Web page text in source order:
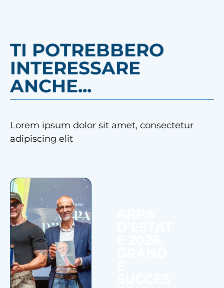
TI POTREBBERO
INTERESSARE
ANCHE...
Lorem ipsum dolor sit amet, consectetur
adipiscing elit